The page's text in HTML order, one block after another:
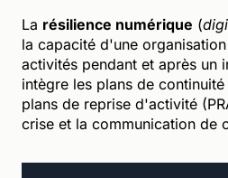
La résilience numérique (
la capacité d'une
activités pendant et après un
intègre les plans de
plans de reprise d'activité
crise et la communication de